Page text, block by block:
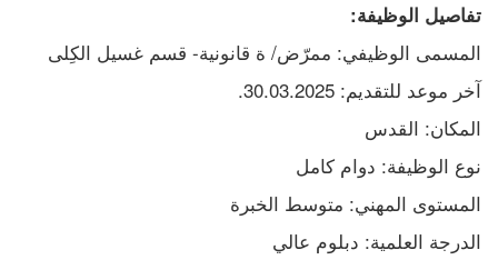
تفاصيل الوظيفة:
المسمى الوظيفي: ممرّض/ ة قانونية- قسم غسيل الكِلى
آخر موعد للتقديم: 30.03.2025.
المكان: القدس
نوع الوظيفة: دوام كامل
المستوى المهني: متوسط الخبرة
الدرجة العلمية: دبلوم عالي